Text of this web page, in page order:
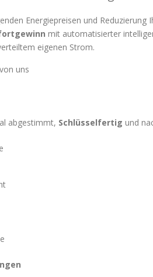
Energiepreisen und Reduzierung
mit automatisierter
eigenen Strom.
uns
abgestimmt, Schlüsselfertig und